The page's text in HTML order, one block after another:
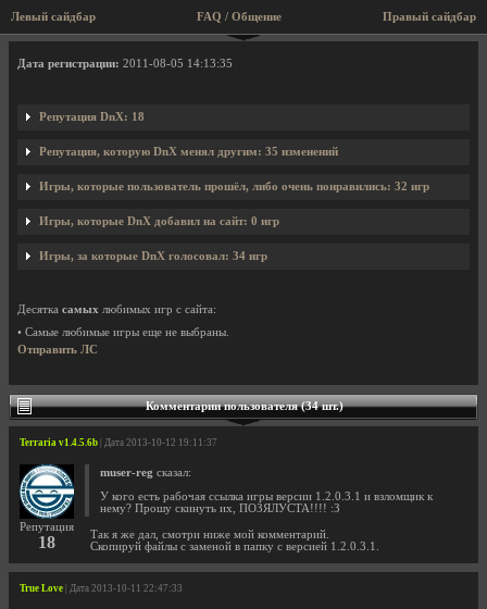
Левый сайдбар Правый сайдбар
FAQ / Общение
Профиль пользователя DnX
Дата регистрации: 2011-08-05 14:13:35
Репутация DnX: 18
Репутация, которую DnX менял другим: 35 изменений
Игры, которые пользователь прошёл, либо очень понравились: 32 игр
Игры, которые DnX добавил на сайт: 0 игр
Игры, за которые DnX голосовал: 34 игр
Десятка самых любимых игр с сайта:
• Самые любимые игры еще не выбраны.
Отправить ЛС
Комментарии пользователя (34 шт.)
Terraria v1.4.5.6b | Дата 2013-10-12 19:11:37
Репутация
18
muser-reg сказал:
У кого есть рабочая ссылка игры версии 1.2.0.3.1 и взломщик к
нему? Прошу скинуть их, ПОЗЯЛУСТА!!!! :З
Так я же дал, смотри ниже мой комментарий.
Скопируй файлы с заменой в папку с версией 1.2.0.3.1.
True Love | Дата 2013-10-11 22:47:33